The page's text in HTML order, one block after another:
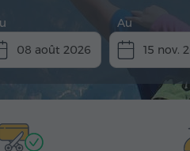
08 août 2026
Au
15 nov.